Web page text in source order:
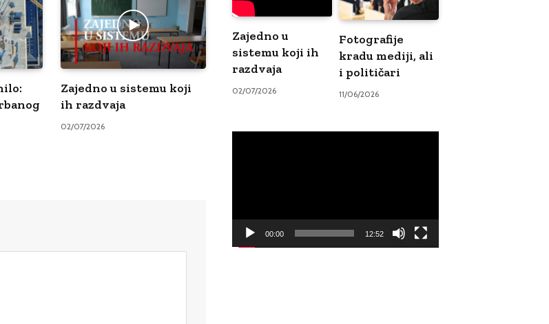
Zajedno u sistemu koji
ih razdvaja
02/07/2026
Zajedno u
sistemu koji ih
razdvaja
02/07/2026
Fotografije
kradu mediji, ali
i političari
11/06/2026
00:00 12:52